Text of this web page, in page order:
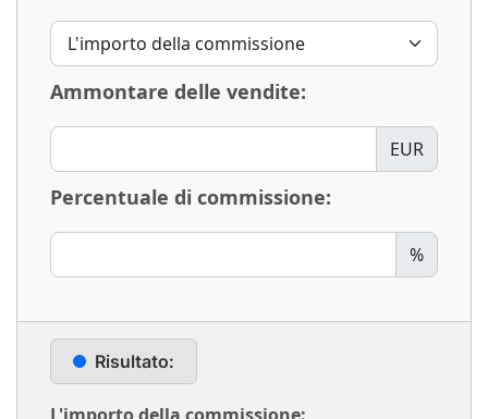
Ammontare delle vendite:
EUR
Percentuale di commissione:
%
Risultato: